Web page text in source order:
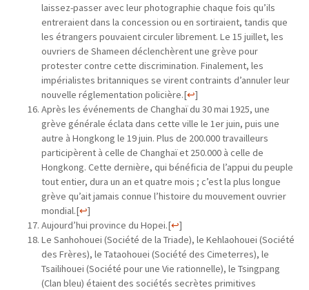
laissez-passer avec leur photographie chaque fois qu’ils
entreraient dans la concession ou en sortiraient, tandis que
les étrangers pouvaient circuler librement. Le 15 juillet, les
ouvriers de Shameen déclenchèrent une grève pour
protester contre cette discrimination. Finalement, les
impérialistes britanniques se virent contraints d’annuler leur
nouvelle réglementation policière.[↩]
Après les événements de Changhaï du 30 mai 1925, une
grève générale éclata dans cette ville le 1er juin, puis une
autre à Hongkong le 19 juin. Plus de 200.000 travailleurs
participèrent à celle de Changhaï et 250.000 à celle de
Hongkong. Cette dernière, qui bénéficia de l’appui du peuple
tout entier, dura un an et quatre mois ; c’est la plus longue
grève qu’ait jamais connue l’histoire du mouvement ouvrier
mondial.[↩]
Aujourd’hui province du Hopei.[↩]
Le Sanhohouei (Société de la Triade), le Kehlaohouei (Société
des Frères), le Tataohouei (Société des Cimeterres), le
Tsailihouei (Société pour une Vie rationnelle), le Tsingpang
(Clan bleu) étaient des sociétés secrètes primitives